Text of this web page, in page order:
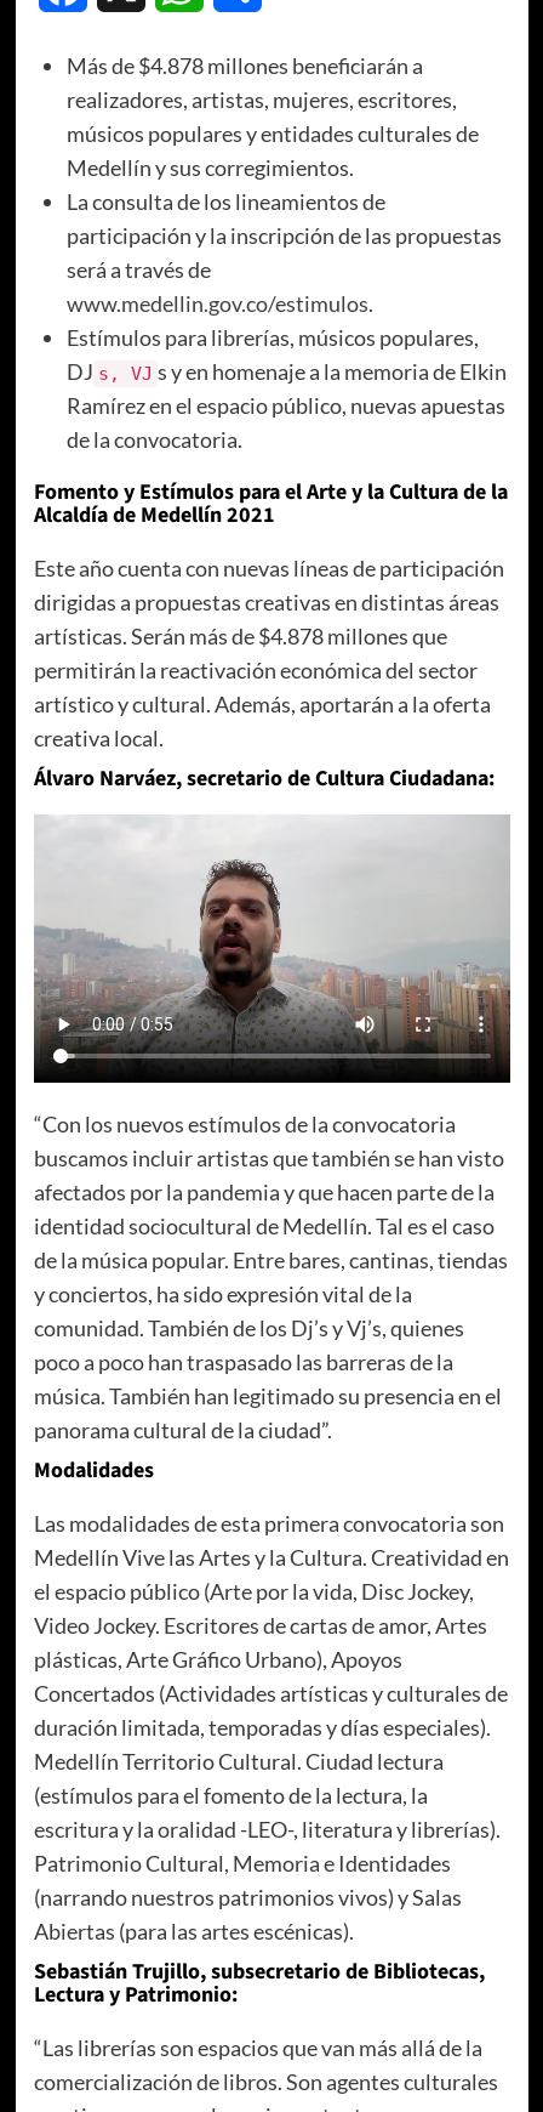
Más de $4.878 millones beneficiarán a
realizadores, artistas, mujeres, escritores,
músicos populares y entidades culturales de
Medellín y sus corregimientos.
La consulta de los lineamientos de
participación y la inscripción de las propuestas
será a través de
www.medellin.gov.co/estimulos.
Estímulos para librerías, músicos populares,
DJ s, VJ s y en homenaje a la memoria de Elkin
Ramírez en el espacio público, nuevas apuestas
de la convocatoria.
Fomento y Estímulos para el Arte y la Cultura de la
Alcaldía de Medellín 2021
Este año cuenta con nuevas líneas de participación
dirigidas a propuestas creativas en distintas áreas
artísticas. Serán más de $4.878 millones que
permitirán la reactivación económica del sector
artístico y cultural. Además, aportarán a la oferta
creativa local.
Álvaro Narváez, secretario de Cultura Ciudadana:
“Con los nuevos estímulos de la convocatoria
buscamos incluir artistas que también se han visto
afectados por la pandemia y que hacen parte de la
identidad sociocultural de Medellín. Tal es el caso
de la música popular. Entre bares, cantinas, tiendas
y conciertos, ha sido expresión vital de la
comunidad. También de los Dj’s y Vj’s, quienes
poco a poco han traspasado las barreras de la
música. También han legitimado su presencia en el
panorama cultural de la ciudad”.
Modalidades
Las modalidades de esta primera convocatoria son
Medellín Vive las Artes y la Cultura. Creatividad en
el espacio público (Arte por la vida, Disc Jockey,
Video Jockey. Escritores de cartas de amor, Artes
plásticas, Arte Gráfico Urbano), Apoyos
Concertados (Actividades artísticas y culturales de
duración limitada, temporadas y días especiales).
Medellín Territorio Cultural. Ciudad lectura
(estímulos para el fomento de la lectura, la
escritura y la oralidad -LEO-, literatura y librerías).
Patrimonio Cultural, Memoria e Identidades
(narrando nuestros patrimonios vivos) y Salas
Abiertas (para las artes escénicas).
Sebastián Trujillo, subsecretario de Bibliotecas,
Lectura y Patrimonio:
“Las librerías son espacios que van más allá de la
comercialización de libros. Son agentes culturales